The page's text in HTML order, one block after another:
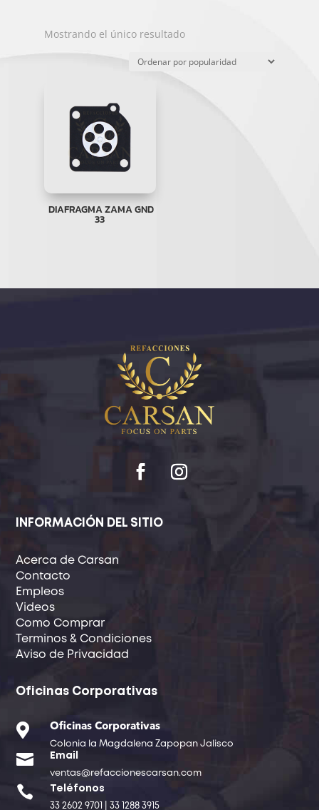
Mostrando el único resultado
DIAFRAGMA ZAMA GND
33
INFORMACIÓN DEL SITIO
Acerca de Carsan
Contacto
Empleos
Videos
Como Comprar
Terminos & Condiciones
Aviso de Privacidad
Oficinas Corporativas
 Oficinas Corporativas
Colonia la Magdalena Zapopan Jalisco
 Email
ventas@refaccionescarsan.com
 Teléfonos
33 2602 9701 | 33 1288 3915